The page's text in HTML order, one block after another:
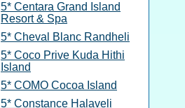
5* Centara Grand Island
Resort & Spa
5* Cheval Blanc Randheli
5* Coco Prive Kuda Hithi
Island
5* COMO Cocoa Island
5* Constance Halaveli